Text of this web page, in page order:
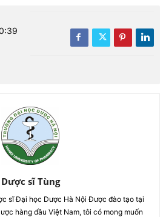
Dược sĩ Tùng
sĩ Đại học Dược Hà Nội Được đào tạo tại
hàng đầu Việt Nam, tôi có mong muốn